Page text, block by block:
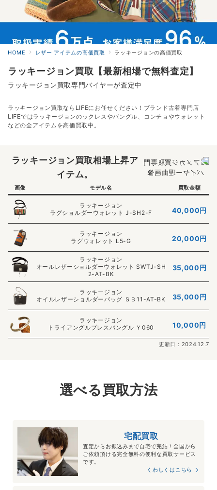
HOME レザー アイテムの高価買取 ラッキージョンの高価買取
ラッキージョン買取【最新相場で無料査定】
ラッキージョン買取専門バイヤーが査定中
ラッキージョン買取ならLIFEにお任せください！ブランド古着専門店
LIFEではラッキージョンのックレスやバングル、コンチョやウォレット
などの全アイテムを高価買取中。
ラッキージョン買取相場上昇ア
イテム。
画像 モデル名 買取金額
ラッキージョン
ラグショルダーウォレット J-SH2-F
40,000円
ラッキージョン
ラグウォレット L5-G
20,000円
ラッキージョン
オールレザーショルダーウォレット SWTJ-SH
2-AT-BK
35,000円
ラッキージョン
オイルレザーショルダーバッグ ＳＢ11-AT-BK
35,000円
ラッキージョン
トライアングルプレスバングル Ｙ060
10,000円
更新日：2024.12.7
選べる買取方法
宅配買取
査定からお振込みまで自宅で完結！全国から
ご依頼頂ける完全無料の便利な買取サービス
です。
くわしくはこちら